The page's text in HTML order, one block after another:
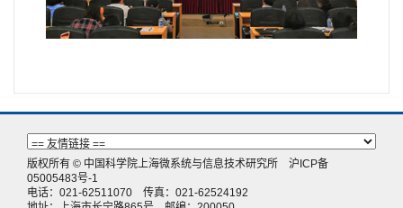
版权所有 © 中国科学院上海微系统与信息技术研究所 沪ICP备
05005483号-1
电话：021-62511070 传真：021-62524192